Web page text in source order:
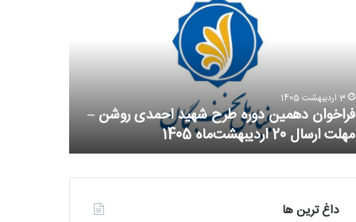
3 اردیبهشت 1405
فراخوان دهمین دوره طرح شهید احمدی روشن –
مهلت ارسال 20 اردیبهشت‌ماه 1405
داغ ترین ها